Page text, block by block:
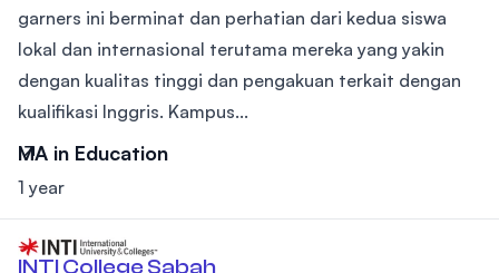
garners ini berminat dan perhatian dari kedua siswa
lokal dan internasional terutama mereka yang yakin
dengan kualitas tinggi dan pengakuan terkait dengan
kualifikasi Inggris. Kampus...
MA in Education
1 year
INTI College Sabah